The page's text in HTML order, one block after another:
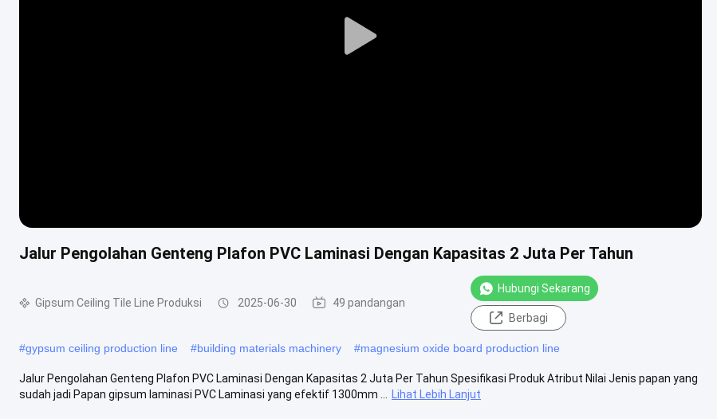
Play
Jalur Pengolahan Genteng Plafon PVC Laminasi Dengan Kapasitas 2 Juta Per Tahun
Gipsum Ceiling Tile Line Produksi 2025-06-30 49 pandangan
Hubungi Sekarang
Berbagi
#gypsum ceiling production line #building materials machinery #magnesium oxide board production line
Jalur Pengolahan Genteng Plafon PVC Laminasi Dengan Kapasitas 2 Juta Per Tahun Spesifikasi Produk Atribut Nilai Jenis papan yang
sudah jadi Papan gipsum laminasi PVC Laminasi yang efektif 1300mm ...
Lihat Lebih Lanjut